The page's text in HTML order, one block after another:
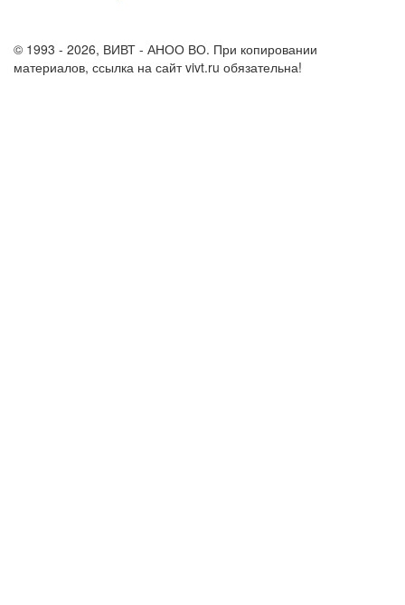
© 1993 - 2026, ВИВТ - АНОО ВО. При копировании
материалов, ссылка на сайт vivt.ru обязательна!